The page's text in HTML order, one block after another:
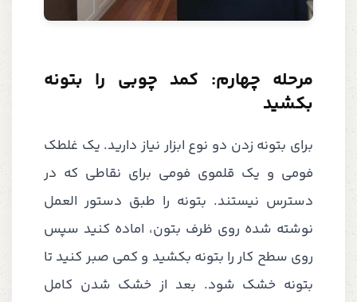
مرحله چهارم: کمد چوبی را بتونه
بکشید
برای بتونه زدن دو نوع ابزار نیاز دارید. یک غلطک
فومی و یک قلموی فومی برای نقاطی که در
دسترس نیستند. بتونه را طبق دستور العمل
نوشته شده روی ظرف بتون، اماده کنید سپس
روی سطح کار را بتونه بکشید و کمی صبر کنید تا
بتونه خشک شود. بعد از خشک شدن کامل